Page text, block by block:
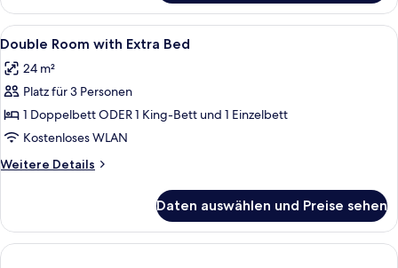
Double
or
Twin
Alle
Fotos
für
Double
Room
with
Extra
Bed
Zimmersafe, Schreibtisch,
4
Double Room with Extra Bed
24 m²
Platz für 3 Personen
1 Doppelbett ODER 1 King-Bett und 1 Einzelbett
Kostenloses WLAN
Weitere Details
Weitere
Room
with
Extra
Daten auswählen und Preise sehen